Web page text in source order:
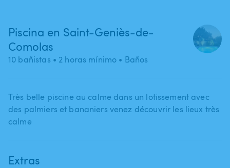
Piscina en Saint-Geniès-de-
Comolas
10 bañistas • 2 horas mínimo • Baños
Très belle piscine au calme dans un lotissement avec
des palmiers et bananiers venez découvrir les lieux très
calme
Extras